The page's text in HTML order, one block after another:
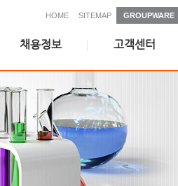
GROUPWARE
SITEMAP
HOME
채용정보 고객센터
인재상
복리후생
채용안내
채용공고
자주묻는질문
위더스뉴스
제약산업 이슈
학술정보